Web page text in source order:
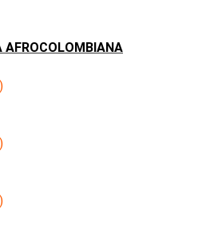
AFROCOLOMBIANA